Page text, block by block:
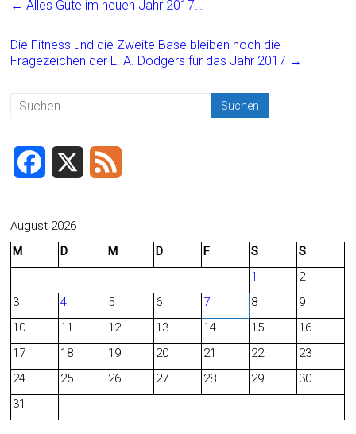
o
← Alles Gute im neuen Jahr 2017…
Die Fitness und die Zweite Base bleiben noch die
Fragezeichen der L. A. Dodgers für das Jahr 2017 →
c
b
o
August 2026
M
D M D F S
S
1
2
3
4 5 6 7 8
9
10
11 12 13 14 15
16
17
18 19 20 21 22
23
24
25 26 27 28 29
30
31